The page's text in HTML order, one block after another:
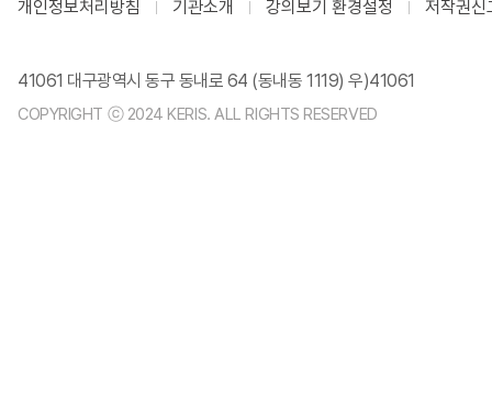
개인정보처리방침 기관소개 강의보기 환경설정 저작권신
41061 대구광역시 동구 동내로 64 (동내동 1119) 우)41061
COPYRIGHT ⓒ 2024 KERIS. ALL RIGHTS RESERVED